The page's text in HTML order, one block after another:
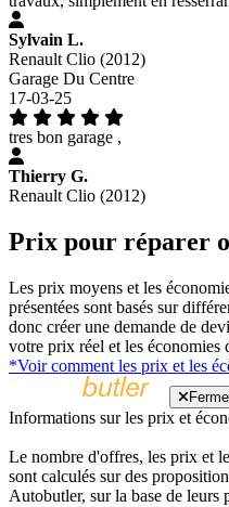
Sylvain L.
Renault Clio (2012)
Garage Du Centre
17-03-25
tres bon garage ,
Thierry G.
Renault Clio (2012)
Prix pour réparer
Les prix moyens et les
présentées sont basés sur
donc créer une demande de
votre prix réel et les économies
*Voir comment les prix et les
Informations sur les prix et
Le nombre d'offres, les prix et
sont calculés sur des
Autobutler, sur la base de